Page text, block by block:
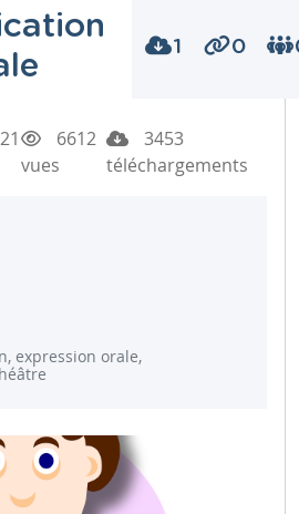
1 0
6612
vues
3453
téléchargements
expression orale,